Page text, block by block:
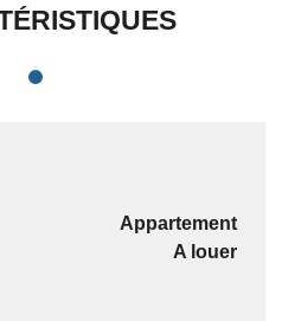
Appartement
A louer